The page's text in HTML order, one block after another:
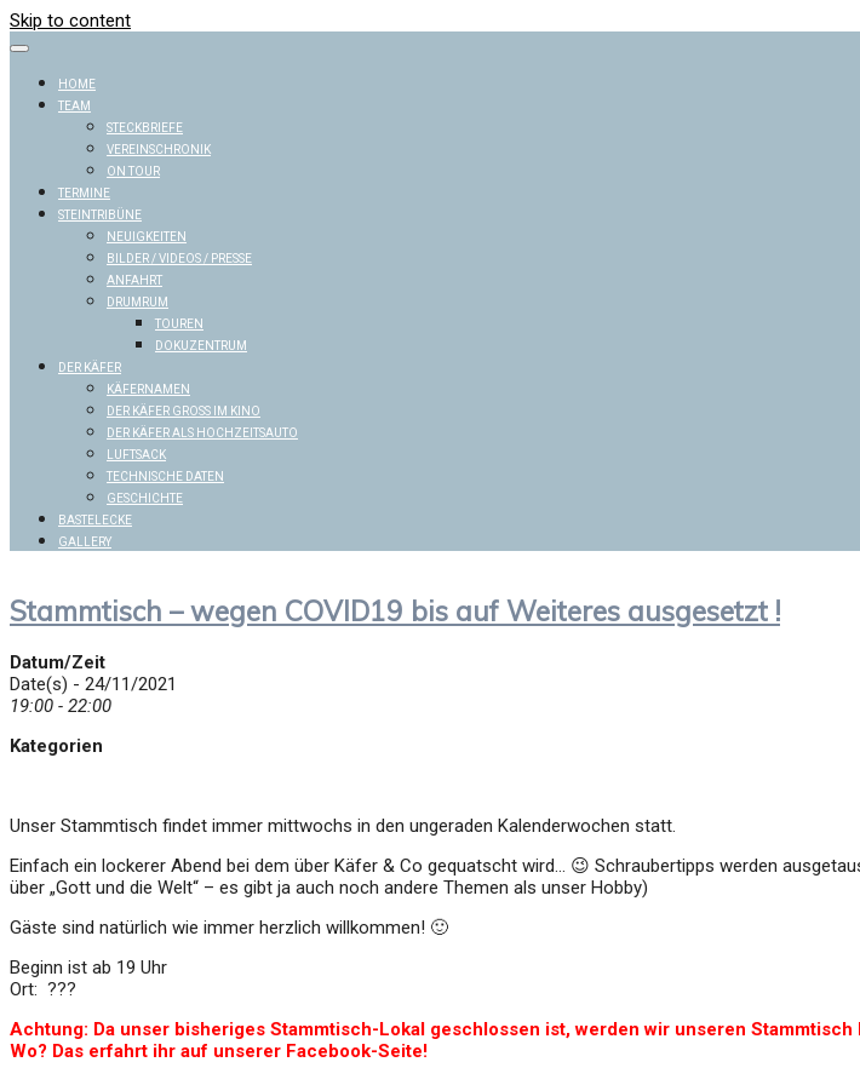
Skip to content
HOME
TEAM
STECKBRIEFE
VEREINSCHRONIK
ON TOUR
TERMINE
STEINTRIBÜNE
NEUIGKEITEN
BILDER / VIDEOS / PRESSE
ANFAHRT
DRUMRUM
TOUREN
DOKUZENTRUM
DER KÄFER
KÄFERNAMEN
DER KÄFER GROSS IM KINO
DER KÄFER ALS HOCHZEITSAUTO
LUFTSACK
TECHNISCHE DATEN
GESCHICHTE
BASTELECKE
GALLERY
Stammtisch – wegen COVID19 bis auf Weiteres ausgesetzt !
Datum/Zeit
Date(s) - 24/11/2021
19:00 - 22:00
Kategorien
Unser Stammtisch findet immer mittwochs in den ungeraden Kalenderwochen statt.
Einfach ein lockerer Abend bei dem über Käfer & Co gequatscht wird… 😉 Schraubertipps werden
über „Gott und die Welt“ – es gibt ja auch noch andere Themen als unser Hobby)
Gäste sind natürlich wie immer herzlich willkommen! 🙂
Beginn ist ab 19 Uhr
Ort: ???
Achtung: Da unser bisheriges Stammtisch-Lokal geschlossen ist, werden wir unseren
Wo? Das erfahrt ihr auf unserer Facebook-Seite!